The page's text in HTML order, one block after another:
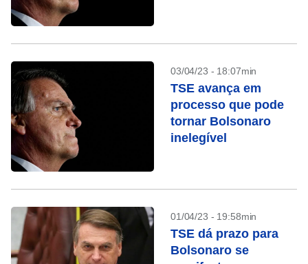
03/04/23 - 18:07min
TSE avança em
processo que pode
tornar Bolsonaro
inelegível
01/04/23 - 19:58min
TSE dá prazo para
Bolsonaro se